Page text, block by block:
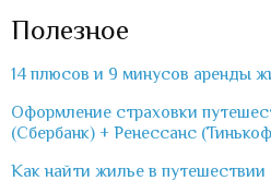
Полезное
14 плюсов и 9 минусов аренды
Оформление страховки
(Сбербанк) + Ренессанс
Как найти жилье в путешествии